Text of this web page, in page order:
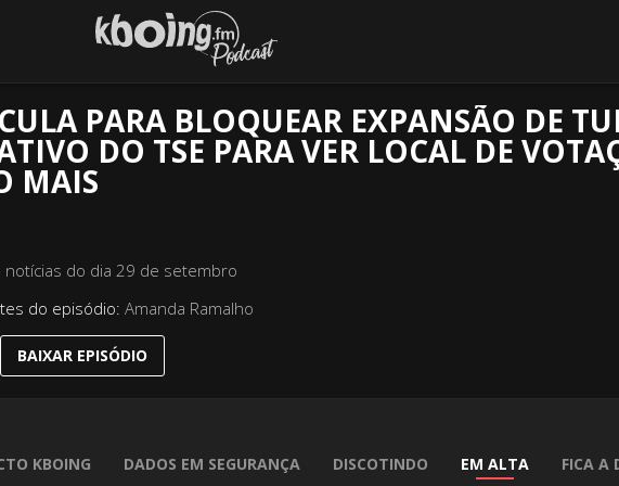
PARA BLOQUEAR EXPANSÃO DE
DO TSE PARA VER LOCAL DE
MAIS
notícias do dia 29 de setembro
do episódio: Amanda Ramalho
BAIXAR EPISÓDIO
KBOING DADOS EM SEGURANÇA DISCOTINDO EM ALTA FICA A